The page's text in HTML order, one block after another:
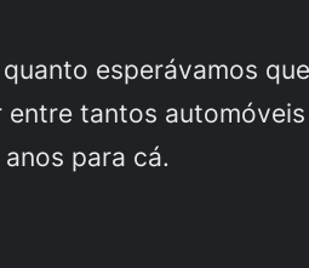
esperávamos
tantos
para cá.